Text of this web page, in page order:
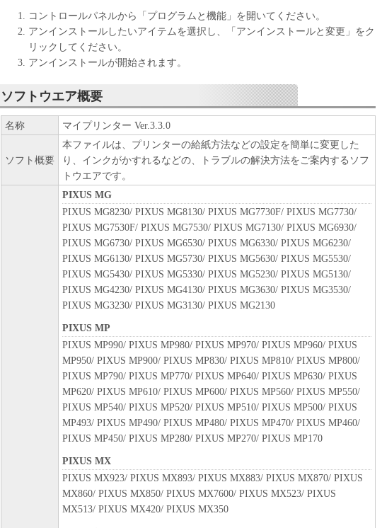
コントロールパネルから「プログラムと機能」を開いてください。
アンインストールしたいアイテムを選択し、「アンインストールと変更」をク
リックしてください。
アンインストールが開始されます。
ソフトウエア概要
名称 マイプリンター Ver.3.3.0
ソフト概要
本ファイルは、プリンターの給紙方法などの設定を簡単に変更した
り、インクがかすれるなどの、トラブルの解決方法をご案内するソフ
トウエアです。
PIXUS MG
PIXUS MG8230/ PIXUS MG8130/ PIXUS MG7730F/ PIXUS MG7730/
PIXUS MG7530F/ PIXUS MG7530/ PIXUS MG7130/ PIXUS MG6930/
PIXUS MG6730/ PIXUS MG6530/ PIXUS MG6330/ PIXUS MG6230/
PIXUS MG6130/ PIXUS MG5730/ PIXUS MG5630/ PIXUS MG5530/
PIXUS MG5430/ PIXUS MG5330/ PIXUS MG5230/ PIXUS MG5130/
PIXUS MG4230/ PIXUS MG4130/ PIXUS MG3630/ PIXUS MG3530/
PIXUS MG3230/ PIXUS MG3130/ PIXUS MG2130
PIXUS MP
PIXUS MP990/ PIXUS MP980/ PIXUS MP970/ PIXUS MP960/ PIXUS
MP950/ PIXUS MP900/ PIXUS MP830/ PIXUS MP810/ PIXUS MP800/
PIXUS MP790/ PIXUS MP770/ PIXUS MP640/ PIXUS MP630/ PIXUS
MP620/ PIXUS MP610/ PIXUS MP600/ PIXUS MP560/ PIXUS MP550/
PIXUS MP540/ PIXUS MP520/ PIXUS MP510/ PIXUS MP500/ PIXUS
MP493/ PIXUS MP490/ PIXUS MP480/ PIXUS MP470/ PIXUS MP460/
PIXUS MP450/ PIXUS MP280/ PIXUS MP270/ PIXUS MP170
PIXUS MX
PIXUS MX923/ PIXUS MX893/ PIXUS MX883/ PIXUS MX870/ PIXUS
MX860/ PIXUS MX850/ PIXUS MX7600/ PIXUS MX523/ PIXUS
MX513/ PIXUS MX420/ PIXUS MX350